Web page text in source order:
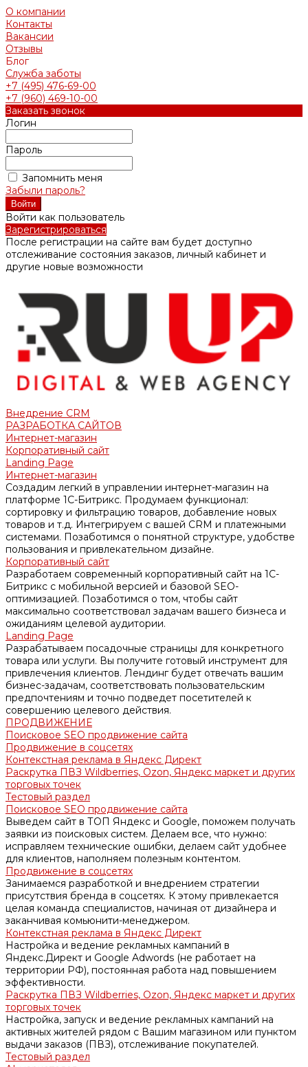
О компании
Контакты
Вакансии
Отзывы
Блог
Служба заботы
+7 (495) 476-69-00
+7 (960) 469-10-00
Заказать звонок
Логин
Пароль
Запомнить меня
Забыли пароль?
Войти как пользователь
Зарегистрироваться
После регистрации на сайте вам будет доступно
отслеживание состояния заказов, личный кабинет и
другие новые возможности
Внедрение CRM
РАЗРАБОТКА САЙТОВ
Интернет-магазин
Корпоративный сайт
Landing Page
Интернет-магазин
Создадим легкий в управлении интернет-магазин на
платформе 1С-Битрикс. Продумаем функционал:
сортировку и фильтрацию товаров, добавление новых
товаров и т.д. Интегрируем с вашей CRM и платежными
системами. Позаботимся о понятной структуре, удобстве
пользования и привлекательном дизайне.
Корпоративный сайт
Разработаем современный корпоративный сайт на 1С-
Битрикс с мобильной версией и базовой SEO-
оптимизацией. Позаботимся о том, чтобы сайт
максимально соответствовал задачам вашего бизнеса и
ожиданиям целевой аудитории.
Landing Page
Разрабатываем посадочные страницы для конкретного
товара или услуги. Вы получите готовый инструмент для
привлечения клиентов. Лендинг будет отвечать вашим
бизнес-задачам, соответствовать пользовательским
предпочтениям и точно подведет посетителей к
совершению целевого действия.
ПРОДВИЖЕНИЕ
Поисковое SEO продвижение сайта
Продвижение в соцсетях
Контекстная реклама в Яндекс Директ
Раскрутка ПВЗ Wildberries, Ozon, Яндекс маркет и других
торговых точек
Тестовый раздел
Поисковое SEO продвижение сайта
Выведем сайт в ТОП Яндекс и Google, поможем получать
заявки из поисковых систем. Делаем все, что нужно:
исправляем технические ошибки, делаем сайт удобнее
для клиентов, наполняем полезным контентом.
Продвижение в соцсетях
Занимаемся разработкой и внедрением стратегии
присутствия бренда в соцсетях. К этому привлекается
целая команда специалистов, начиная от дизайнера и
заканчивая комьюнити-менеджером.
Контекстная реклама в Яндекс Директ
Настройка и ведение рекламных кампаний в
Яндекс.Директ и Google Adwords (не работает на
территории РФ), постоянная работа над повышением
эффективности.
Раскрутка ПВЗ Wildberries, Ozon, Яндекс маркет и других
торговых точек
Настройка, запуск и ведение рекламных кампаний на
активных жителей рядом с Вашим магазином или пунктом
выдачи заказов (ПВЗ), отслеживание покупателей.
Тестовый раздел